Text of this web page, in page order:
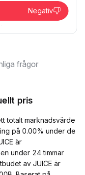
Negativ
frågor
pris
totalt marknadsvärde
på 0.00% under de
är
under 24 timmar
av JUICE är